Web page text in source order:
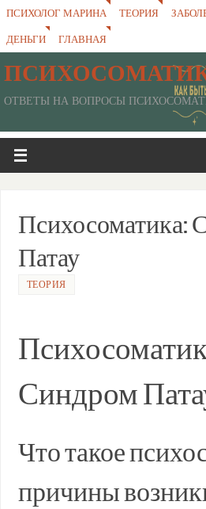
ПСИХОЛОГ МАРИНА ТЕОРИЯ
ДЕНЬГИ
ГЛАВНАЯ
ОТВЕТЫ НА ВОПРОСЫ
Психосоматика:
Патау
ТЕОРИЯ
Синдром
Что такое
причины